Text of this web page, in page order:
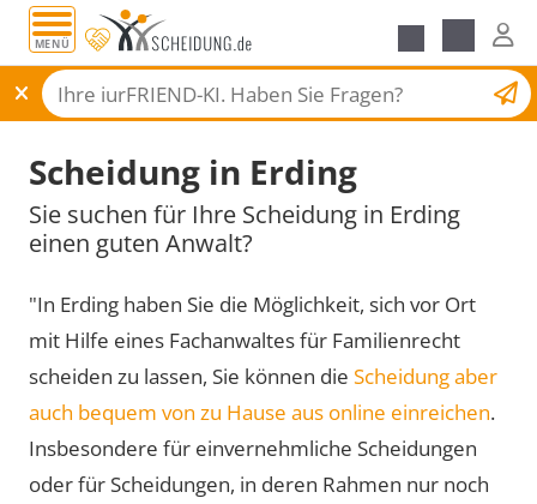
MENÜ
Scheidungsantrag
Scheidung in Erding
Sie suchen für Ihre Scheidung in Erding
einen guten Anwalt?
"In Erding haben Sie die Möglichkeit, sich vor Ort
mit Hilfe eines Fachanwaltes für Familienrecht
scheiden zu lassen, Sie können die Scheidung aber
auch bequem von zu Hause aus online einreichen.
Insbesondere für einvernehmliche Scheidungen
oder für Scheidungen, in deren Rahmen nur noch